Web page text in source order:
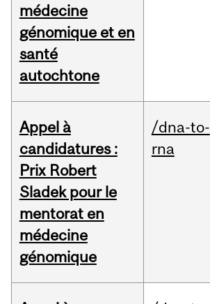
médecine
génomique et en
santé
autochtone
Appel à
candidatures :
Prix Robert
Sladek pour le
mentorat en
médecine
génomique
/dna-to-
rna